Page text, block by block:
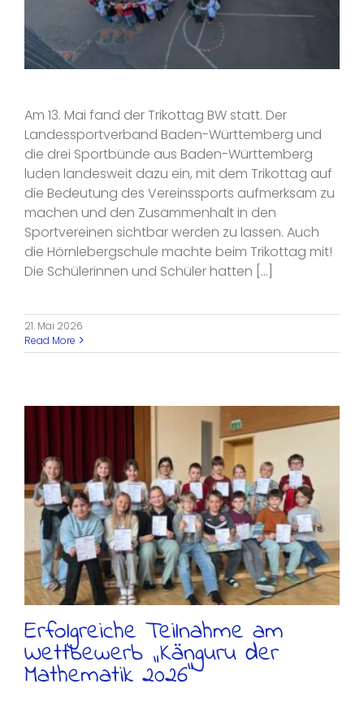
Am 13. Mai fand der Trikottag BW statt. Der
Landessportverband Baden-Württemberg und
die drei Sportbünde aus Baden-Württemberg
luden landesweit dazu ein, mit dem Trikottag auf
die Bedeutung des Vereinssports aufmerksam zu
machen und den Zusammenhalt in den
Sportvereinen sichtbar werden zu lassen. Auch
die Hörnlebergschule machte beim Trikottag mit!
Die Schülerinnen und Schüler hatten [...]
21. Mai 2026
Read More
Erfolgreiche Teilnahme am
Wettbewerb „Känguru der
Mathematik 2026“